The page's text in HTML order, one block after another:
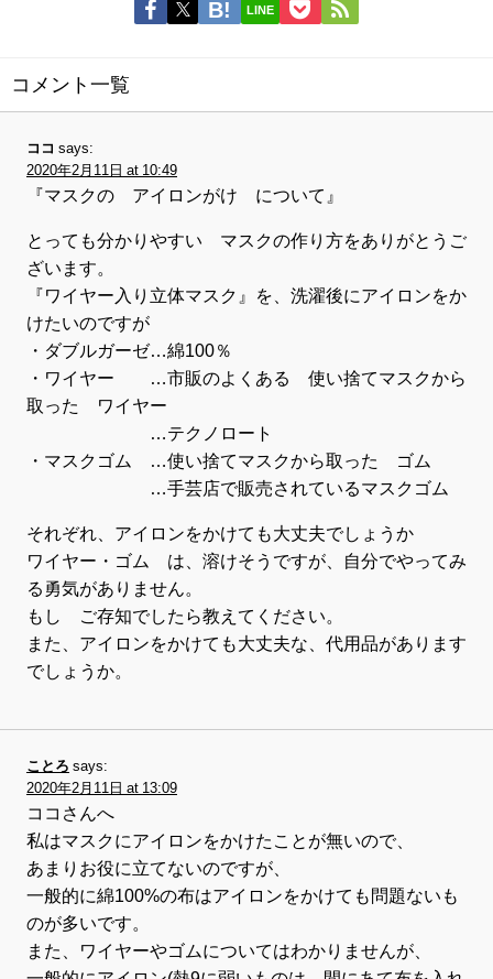
LINE
コメント一覧
ココ says:
2020年2月11日 at 10:49
『マスクの アイロンがけ について』
とっても分かりやすい マスクの作り方をありがとうご
ざいます。
『ワイヤー入り立体マスク』を、洗濯後にアイロンをか
けたいのですが
・ダブルガーゼ…綿100％
・ワイヤー …市販のよくある 使い捨てマスクから
取った ワイヤー
…テクノロート
・マスクゴム …使い捨てマスクから取った ゴム
…手芸店で販売されているマスクゴム
それぞれ、アイロンをかけても大丈夫でしょうか
ワイヤー・ゴム は、溶けそうですが、自分でやってみ
る勇気がありません。
もし ご存知でしたら教えてください。
また、アイロンをかけても大丈夫な、代用品があります
でしょうか。
ことろ says:
2020年2月11日 at 13:09
ココさんへ
私はマスクにアイロンをかけたことが無いので、
あまりお役に立てないのですが、
一般的に綿100%の布はアイロンをかけても問題ないも
のが多いです。
また、ワイヤーやゴムについてはわかりませんが、